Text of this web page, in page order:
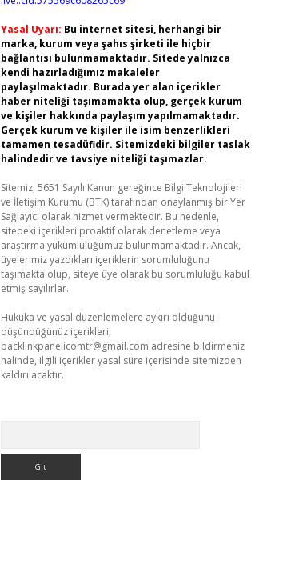
Yasal Uyarı: Bu internet sitesi, herhangi bir
marka, kurum veya şahıs şirketi ile hiçbir
bağlantısı bulunmamaktadır. Sitede yalnızca
kendi hazırladığımız makaleler
paylaşılmaktadır. Burada yer alan içerikler
haber niteliği taşımamakta olup, gerçek kurum
ve kişiler hakkında paylaşım yapılmamaktadır.
Gerçek kurum ve kişiler ile isim benzerlikleri
tamamen tesadüfidir. Sitemizdeki bilgiler taslak
halindedir ve tavsiye niteliği taşımazlar.
Sitemiz, 5651 Sayılı Kanun gereğince Bilgi Teknolojileri
ve İletişim Kurumu (BTK) tarafından onaylanmış bir Yer
Sağlayıcı olarak hizmet vermektedir. Bu nedenle,
sitedeki içerikleri proaktif olarak denetleme veya
araştırma yükümlülüğümüz bulunmamaktadır. Ancak,
üyelerimiz yazdıkları içeriklerin sorumluluğunu
taşımakta olup, siteye üye olarak bu sorumluluğu kabul
etmiş sayılırlar.
Hukuka ve yasal düzenlemelere aykırı olduğunu
düşündüğünüz içerikleri,
backlinkpanelicomtr@gmail.com adresine bildirmeniz
halinde, ilgili içerikler yasal süre içerisinde sitemizden
kaldırılacaktır.